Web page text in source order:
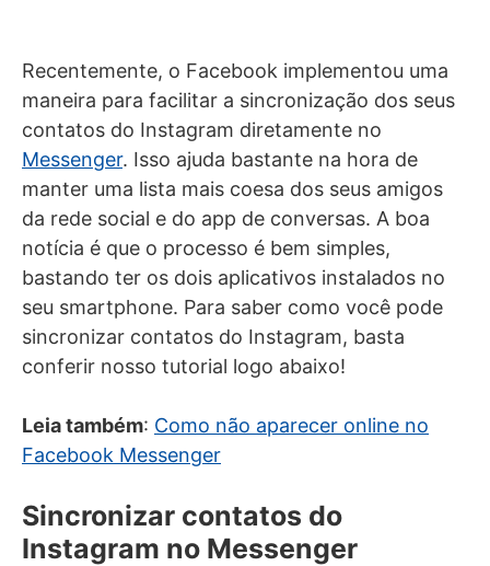
Recentemente, o Facebook implementou uma
maneira para facilitar a sincronização dos seus
contatos do Instagram diretamente no
Messenger. Isso ajuda bastante na hora de
manter uma lista mais coesa dos seus amigos
da rede social e do app de conversas. A boa
notícia é que o processo é bem simples,
bastando ter os dois aplicativos instalados no
seu smartphone. Para saber como você pode
sincronizar contatos do Instagram, basta
conferir nosso tutorial logo abaixo!
Leia também: Como não aparecer online no
Facebook Messenger
Sincronizar contatos do
Instagram no Messenger